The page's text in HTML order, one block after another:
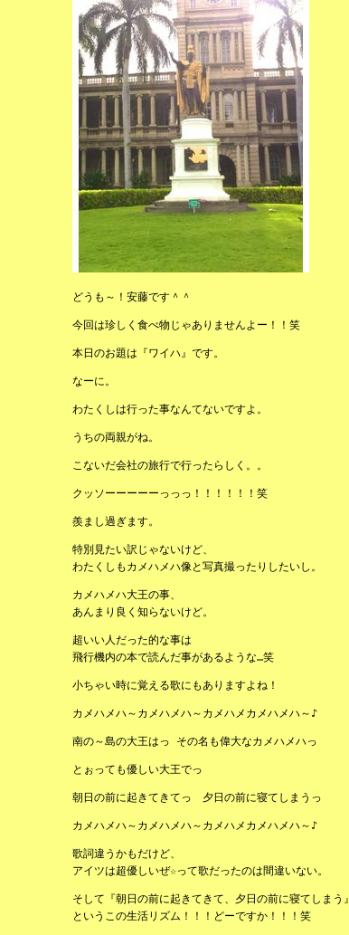
どうも～！安藤です＾＾
今回は珍しく食べ物じゃありませんよー！！笑
本日のお題は『ワイハ』です。
なーに。
わたくしは行った事なんてないですよ。
うちの両親がね。
こないだ会社の旅行で行ったらしく。。
クッソーーーーーっっっ！！！！！！笑
羨まし過ぎます。
特別見たい訳じゃないけど、
わたくしもカメハメハ像と写真撮ったりしたいし。
カメハメハ大王の事、
あんまり良く知らないけど。
超いい人だった的な事は
飛行機内の本で読んだ事があるような…笑
小ちゃい時に覚える歌にもありますよね！
カメハメハ～カメハメハ～カメハメカメハメハ～♪
南の～島の大王はっ その名も偉大なカメハメハっ
とぉっても優しい大王でっ
朝日の前に起きてきてっ 夕日の前に寝てしまうっ
カメハメハ～カメハメハ～カメハメカメハメハ～♪
歌詞違うかもだけど、
アイツは超優しいぜ☆って歌だったのは間違いない。
そして『朝日の前に起きてきて、夕日の前に寝てしまう』
というこの生活リズム！！！どーですか！！！笑